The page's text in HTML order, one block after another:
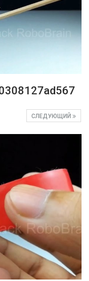
СЛЕДУЮЩИЙ